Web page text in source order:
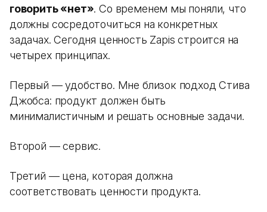
говорить «нет». Со временем мы поняли, что
должны сосредоточиться на конкретных
задачах. Сегодня ценность Zapis строится на
четырех принципах.
Первый — удобство. Мне близок подход Стива
Джобса: продукт должен быть
минималистичным и решать основные задачи.
Второй — сервис.
Третий — цена, которая должна
соответствовать ценности продукта.